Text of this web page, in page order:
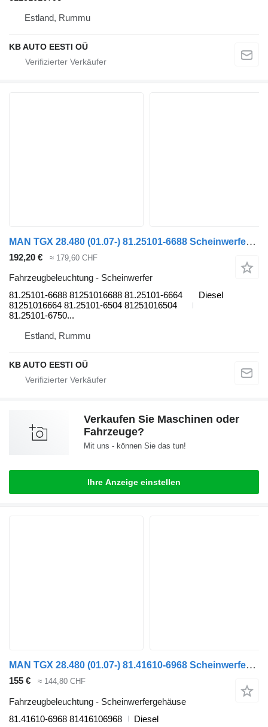
Estland, Rummu
KB AUTO EESTI OÜ
MAN TGX 28.480 (01.07-) 81.25101-6688 Scheinwerfer für MAN TGL, TGM, TGS, TGX (2005-2021) LKW
192,20 € ≈ 179,60 CHF
Fahrzeugbeleuchtung - Scheinwerfer
81.25101-6688 81251016688 81.25101-6664
81251016664 81.25101-6504 81251016504
81.25101-6750...
Diesel
Estland, Rummu
KB AUTO EESTI OÜ
Verkaufen Sie Maschinen oder
Fahrzeuge?
Mit uns - können Sie das tun!
Ihre Anzeige einstellen
MAN TGX 28.480 (01.07-) 81.41610-6968 Scheinwerfergehäuse für MAN TGL, TGM, TGS, TGX (2005-2021) LKW
155 € ≈ 144,80 CHF
Fahrzeugbeleuchtung - Scheinwerfergehäuse
81.41610-6968 81416106968
Diesel